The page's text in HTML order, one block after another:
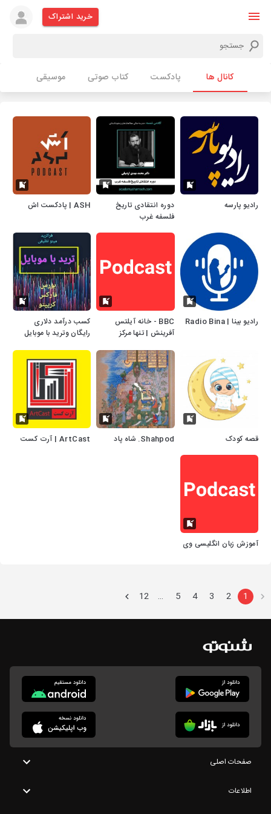
خرید اشتراک
کانال ها پادکست کتاب صوتی موسیقی
رادیو پارسه
دوره انتقادی تاریخ
فلسفه غرب
ASH | پادکست اش
رادیو بینا | Radio Bina
BBC - خانه آیلتس
آفرینش | تنها مرکز
AFARINESH IELTS
کسب درآمد دلاری
رایگان وترید با موبایل
قصه کودک Shahpod. شاه پاد ArtCast | آرت کست
آموزش زبان انگلیسی وی
1
2
3
4
5
…
12
صفحات اصلی
اطلاعات